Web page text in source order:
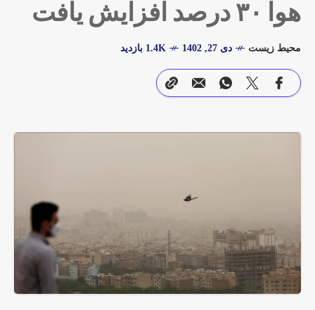
هوا ۳۰ درصد افزایش یافت
محیط زیست دی 27, 1402 1.4K بازدید